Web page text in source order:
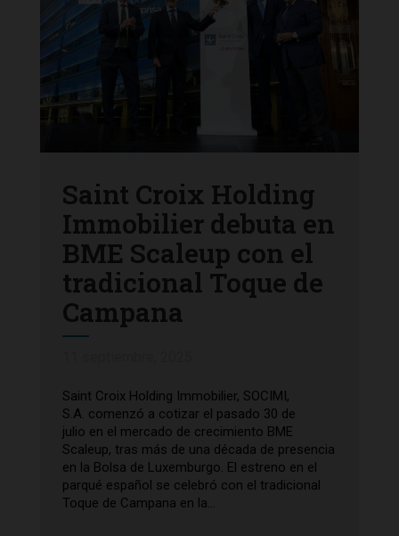
Saint Croix Holding
Immobilier debuta en
BME Scaleup con el
tradicional Toque de
Campana
Saint Croix Holding Immobilier, SOCIMI,
S.A. comenzó a cotizar el pasado 30 de
julio en el mercado de crecimiento BME
Scaleup, tras más de una década de presencia
en la Bolsa de Luxemburgo. El estreno en el
parqué español se celebró con el tradicional
Toque de Campana en la...